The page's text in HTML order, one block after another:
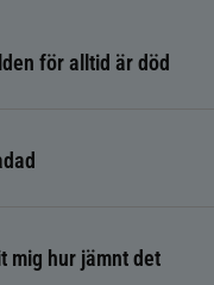
för alltid är död
mig hur jämnt det